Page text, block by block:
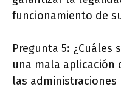
funcionamiento de
Pregunta 5: ¿Cuáles
una mala aplicación
las administraciones